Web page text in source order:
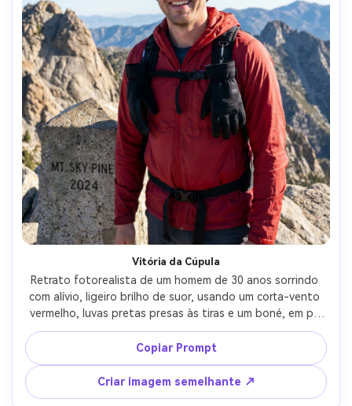
Vitória da Cúpula
Retrato fotorealista de um homem de 30 anos sorrindo
com alívio, ligeiro brilho de suor, usando um corta-vento
vermelho, luvas pretas presas às tiras e um boné, em pé
em um marcador de cume com montanhas panorâmicas
atrás, sol brilhante do meio-dia controlado com olhar de
preenchimento suave, Fujifilm GFX 100S, 110 mm f/2,
clareza do ar nítida, ângulo baixo para sensação heróica,
moldura da cintura para cima, humor triunfante, textura
Copiar Prompt
Criar imagem semelhante ↗